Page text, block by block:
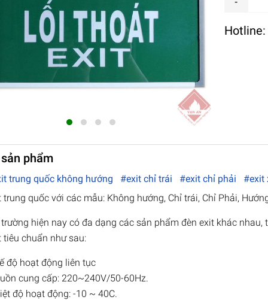
Hotline:
phẩm
trung quốc không hướng #exit chỉ trái #exit chỉ phải
#exit
trung quốc với các mẫu: Không hướng, Chỉ trái, Chỉ Phải,
hiện nay có đa dạng các sản phẩm đèn exit khác
tiêu chuẩn như sau:
độ hoạt động liên tục
cung cấp: 220~240V/50-60Hz.
độ hoạt động: -10 ~ 40C.